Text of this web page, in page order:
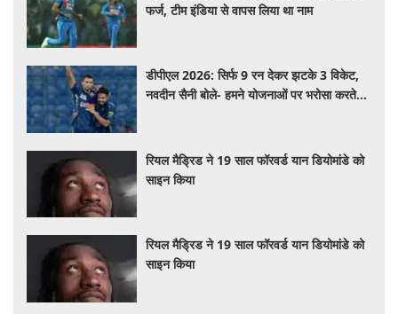
फर्ज, टीम इंडिया से वापस लिया था नाम
डीपीएल 2026: सिर्फ 9 रन देकर झटके 3 विकेट,
नवदीन सैनी बोले- हमने योजनाओं पर भरोसा करते
रियल मैड्रिड ने 19 साल फॉरवर्ड यान डियोमांडे को
साइन किया
रियल मैड्रिड ने 19 साल फॉरवर्ड यान डियोमांडे को
साइन किया